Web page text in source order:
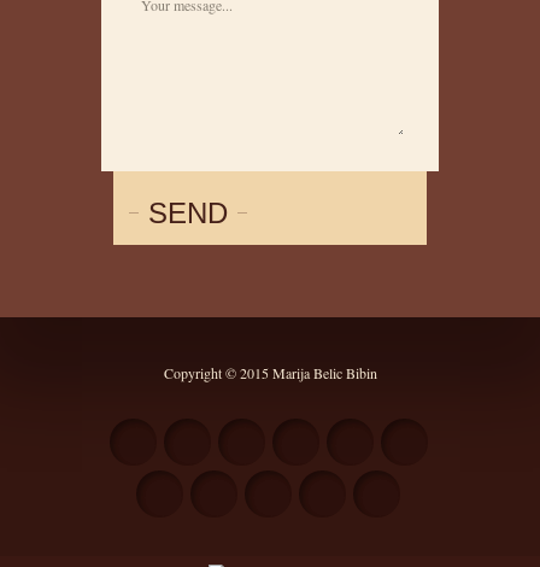
SEND
Copyright © 2015 Marija Belic Bibin